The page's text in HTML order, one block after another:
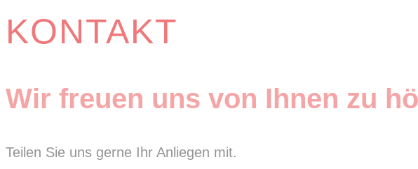
KONTAKT
Wir freuen uns von Ihnen zu
Teilen Sie uns gerne Ihr Anliegen mit.